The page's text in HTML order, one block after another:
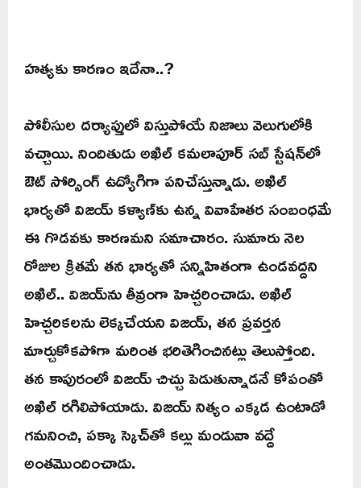
హత్యకు కారణం ఇదేనా..?
పోలీసుల దర్యాప్తులో విస్తుపోయే నిజాలు వెలుగులోకి
వచ్చాయి. నిందితుడు అఖిల్ కమలాపూర్ సబ్ స్టేషన్‌లో
ఔట్ సోర్సింగ్ ఉద్యోగిగా పనిచేస్తున్నాడు. అఖిల్
భార్యతో విజయ్ కళ్యాణ్‌కు ఉన్న వివాహేతర సంబంధమే
ఈ గొడవకు కారణమని సమాచారం. సుమారు నెల
రోజుల క్రితమే తన భార్యతో సన్నిహితంగా ఉండవద్దని
అఖిల్.. విజయ్‌ను తీవ్రంగా హెచ్చరించాడు. అఖిల్
హెచ్చరికలను లెక్కచేయని విజయ్, తన ప్రవర్తన
మార్చుకోకపోగా మరింత భరితెగించినట్లు తెలుస్తోంది.
తన కాపురంలో విజయ్ చిచ్చు పెడుతున్నాడనే కోపంతో
అఖిల్ రగిలిపోయాడు. విజయ్ నిత్యం ఎక్కడ ఉంటాడో
గమనించి, పక్కా స్కెచ్‌తో కల్లు మండువా వద్దే
అంతమొందించాడు.